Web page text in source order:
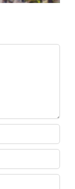
しめるかも！？